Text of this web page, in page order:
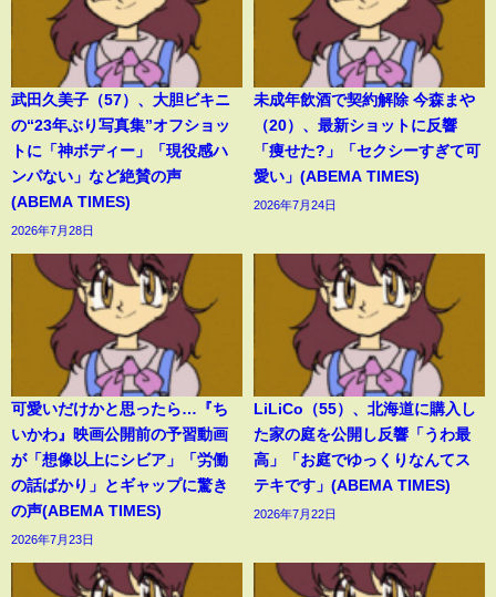
武田久美子（57）、大胆ビキニ
の“23年ぶり写真集”オフショッ
トに「神ボディー」「現役感ハ
ンパない」など絶賛の声
(ABEMA TIMES)
2026年7月28日
未成年飲酒で契約解除 今森まや
（20）、最新ショットに反響
「痩せた?」「セクシーすぎて可
愛い」(ABEMA TIMES)
2026年7月24日
可愛いだけかと思ったら…『ち
いかわ』映画公開前の予習動画
が「想像以上にシビア」「労働
の話ばかり」とギャップに驚き
の声(ABEMA TIMES)
2026年7月23日
LiLiCo（55）、北海道に購入し
た家の庭を公開し反響「うわ最
高」「お庭でゆっくりなんてス
テキです」(ABEMA TIMES)
2026年7月22日